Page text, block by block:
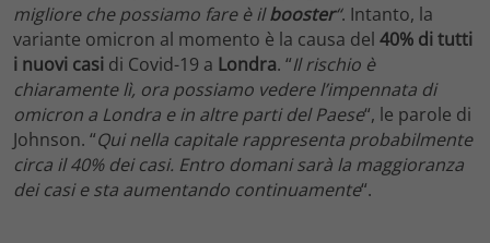
migliore che possiamo fare è ilbooster“. Intanto, la
variante omicron al momento è la causa del 40% di tutti
i nuovi casi di Covid-19 a Londra. “Il rischio è
chiaramente lì, ora possiamo vedere l’impennata di
omicron a Londra e in altre parti del Paese“, le parole di
Johnson. “Qui nella capitale rappresenta probabilmente
circa il 40% dei casi. Entro domani sarà la maggioranza
dei casi e sta aumentando continuamente“.